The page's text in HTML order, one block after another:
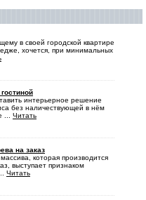
в своей городской квартире
хочется, при минимальных
интерьерное решение
без наличествующей в нём
... Читать
на заказ
которая производится
выступает признаком
Читать